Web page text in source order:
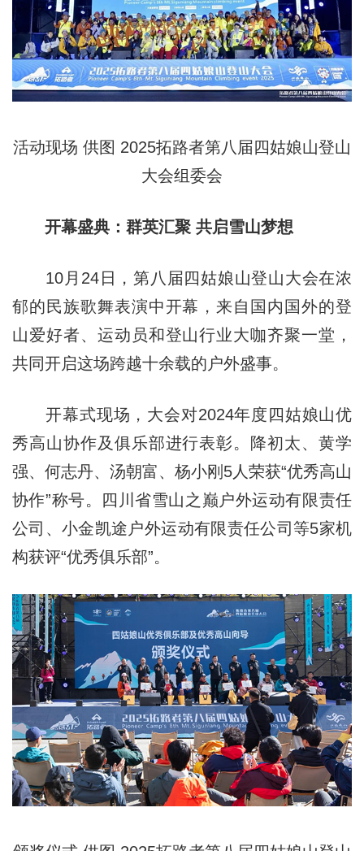
活动现场 供图 2025拓路者第八届四姑娘山登山
大会组委会
开幕盛典：群英汇聚 共启雪山梦想
10月24日，第八届四姑娘山登山大会在浓
郁的民族歌舞表演中开幕，来自国内国外的登
山爱好者、运动员和登山行业大咖齐聚一堂，
共同开启这场跨越十余载的户外盛事。
开幕式现场，大会对2024年度四姑娘山优
秀高山协作及俱乐部进行表彰。降初太、黄学
强、何志丹、汤朝富、杨小刚5人荣获“优秀高山
协作”称号。四川省雪山之巅户外运动有限责任
公司、小金凯途户外运动有限责任公司等5家机
构获评“优秀俱乐部”。